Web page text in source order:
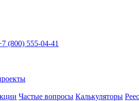
(800) 555-04-41
Частые вопросы Калькуляторы